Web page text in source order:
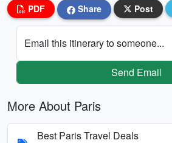
PDF Share Post
Email this itinerary to someone...
Send Email
More About Paris
Best Paris Travel Deals